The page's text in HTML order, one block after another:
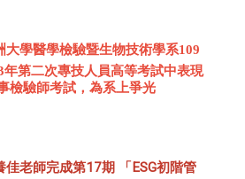
大學醫學檢驗暨生物技術學系109
第二次專技人員高等考試中表現
檢驗師考試，為系上爭光
佳老師完成第17期 「ESG初階管